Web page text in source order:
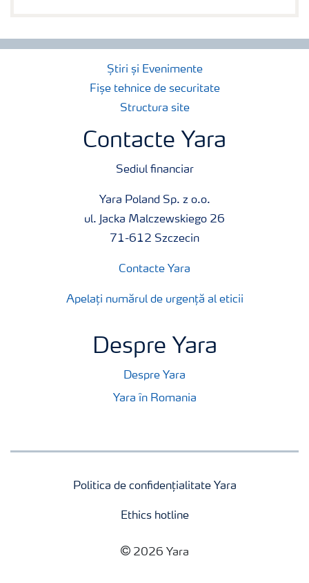
Știri și Evenimente
Fișe tehnice de securitate
Structura site
Contacte Yara
Sediul financiar
Yara Poland Sp. z o.o.
ul. Jacka Malczewskiego 26
71-612 Szczecin
Contacte Yara
Apelați numărul de urgență al eticii
Despre Yara
Despre Yara
Yara în Romania
Politica de confidențialitate Yara
Ethics hotline
2026 Yara